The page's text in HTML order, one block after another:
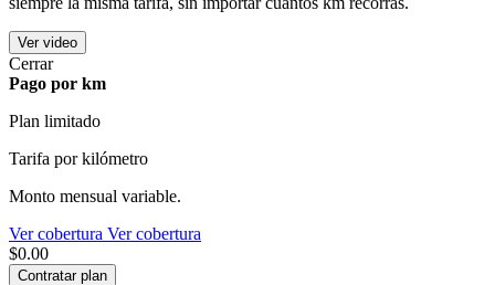
Ver video
Cerrar
Pago por km
Plan limitado
Tarifa por kilómetro
Monto mensual variable.
Ver cobertura Ver cobertura
$0.00
Contratar plan